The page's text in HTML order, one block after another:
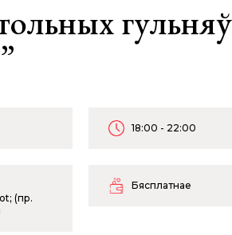
18:00 - 22:00
(пр.
Бясплатнае